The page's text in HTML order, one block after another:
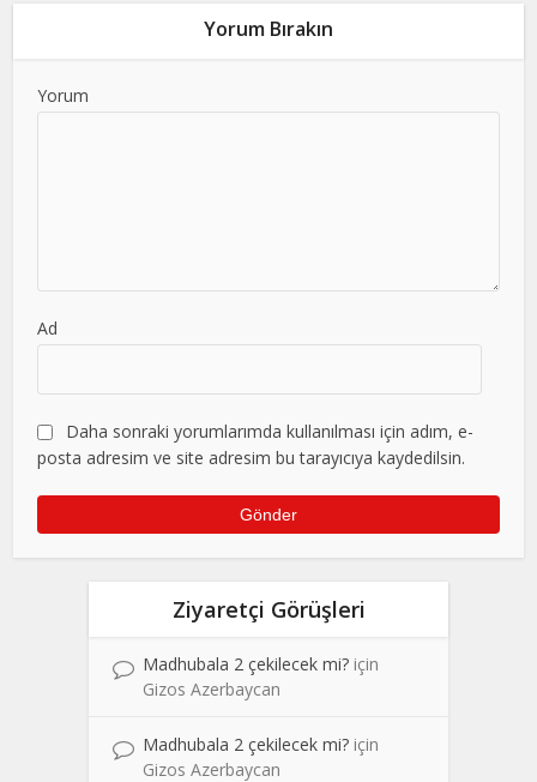
Yorum Bırakın
Yorum
Ad
Daha sonraki yorumlarımda kullanılması için adım, e-
posta adresim ve site adresim bu tarayıcıya kaydedilsin.
Ziyaretçi Görüşleri
Madhubala 2 çekilecek mi? için
Gizos Azerbaycan
Madhubala 2 çekilecek mi? için
Gizos Azerbaycan